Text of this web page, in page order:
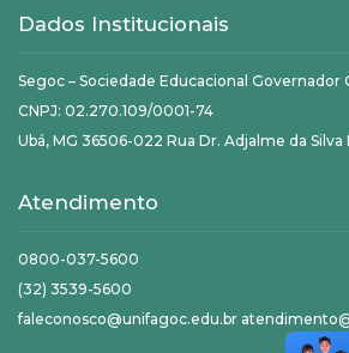
Dados Institucionais
Segoc – Sociedade Educacional Governador
CNPJ: 02.270.109/0001-74
Ubá, MG 36506-022 Rua Dr. Adjalme da
Atendimento
0800-037-5600
(32) 3539-5600
faleconosco@unifagoc.edu.br